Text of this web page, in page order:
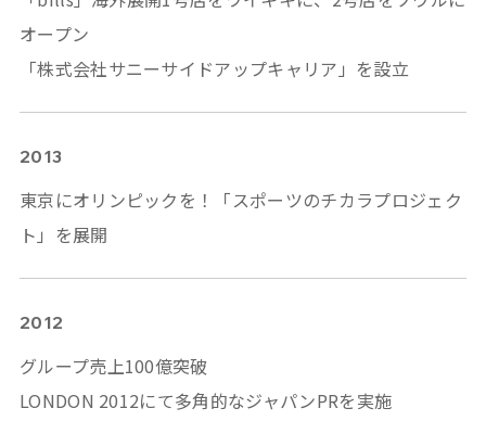
オープン
「株式会社サニーサイドアップキャリア」を設立
2013
東京にオリンピックを！「スポーツのチカラプロジェク
ト」を展開
2012
グループ売上100億突破
LONDON 2012にて多角的なジャパンPRを実施